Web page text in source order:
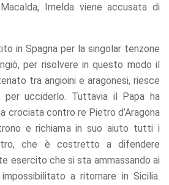
Imelda viene accusata di
in Spagna per la singolar tenzone
per risolvere in questo modo il
tra angioini e aragonesi, riesce
ucciderlo. Tuttavia il Papa ha
crociata contro re Pietro d’Aragona
e richiama in suo aiuto tutti i
che è costretto a difendere
esercito che si sta ammassando ai
a ritornare in Sicilia.